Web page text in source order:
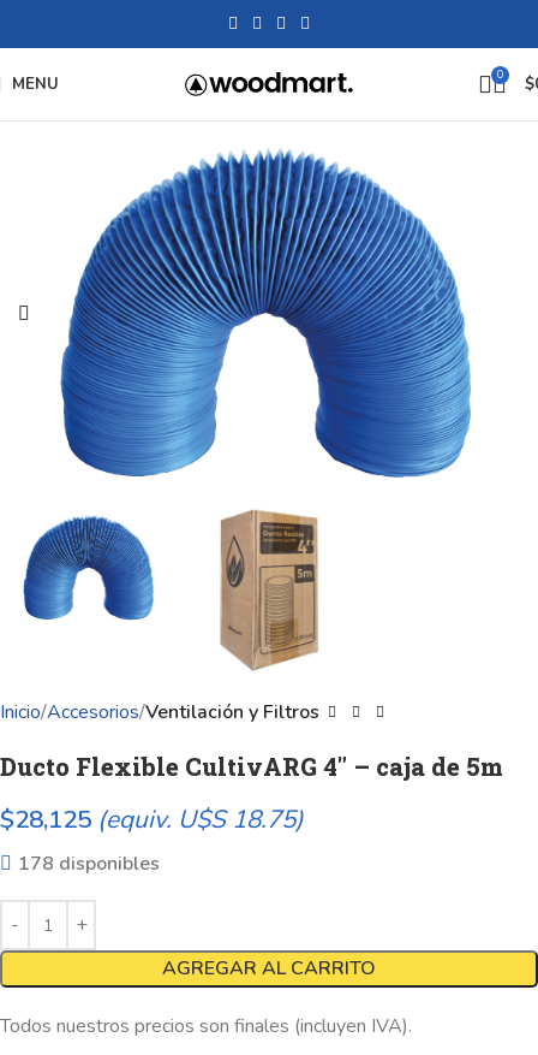
MENU 0 $
Inicio Accesorios Ventilación y Filtros
Ducto Flexible CultivARG 4″ – caja de 5m
$28,125 (equiv. U$S 18.75)
178 disponibles
AGREGAR AL CARRITO
Todos nuestros precios son finales (incluyen IVA).